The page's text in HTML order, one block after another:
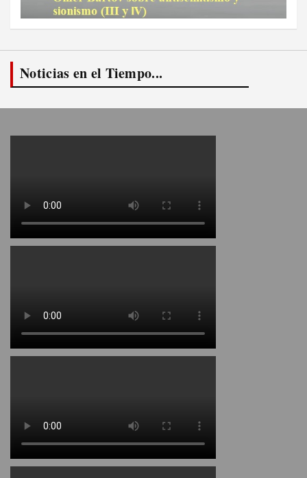
Noticias en el Tiempo...